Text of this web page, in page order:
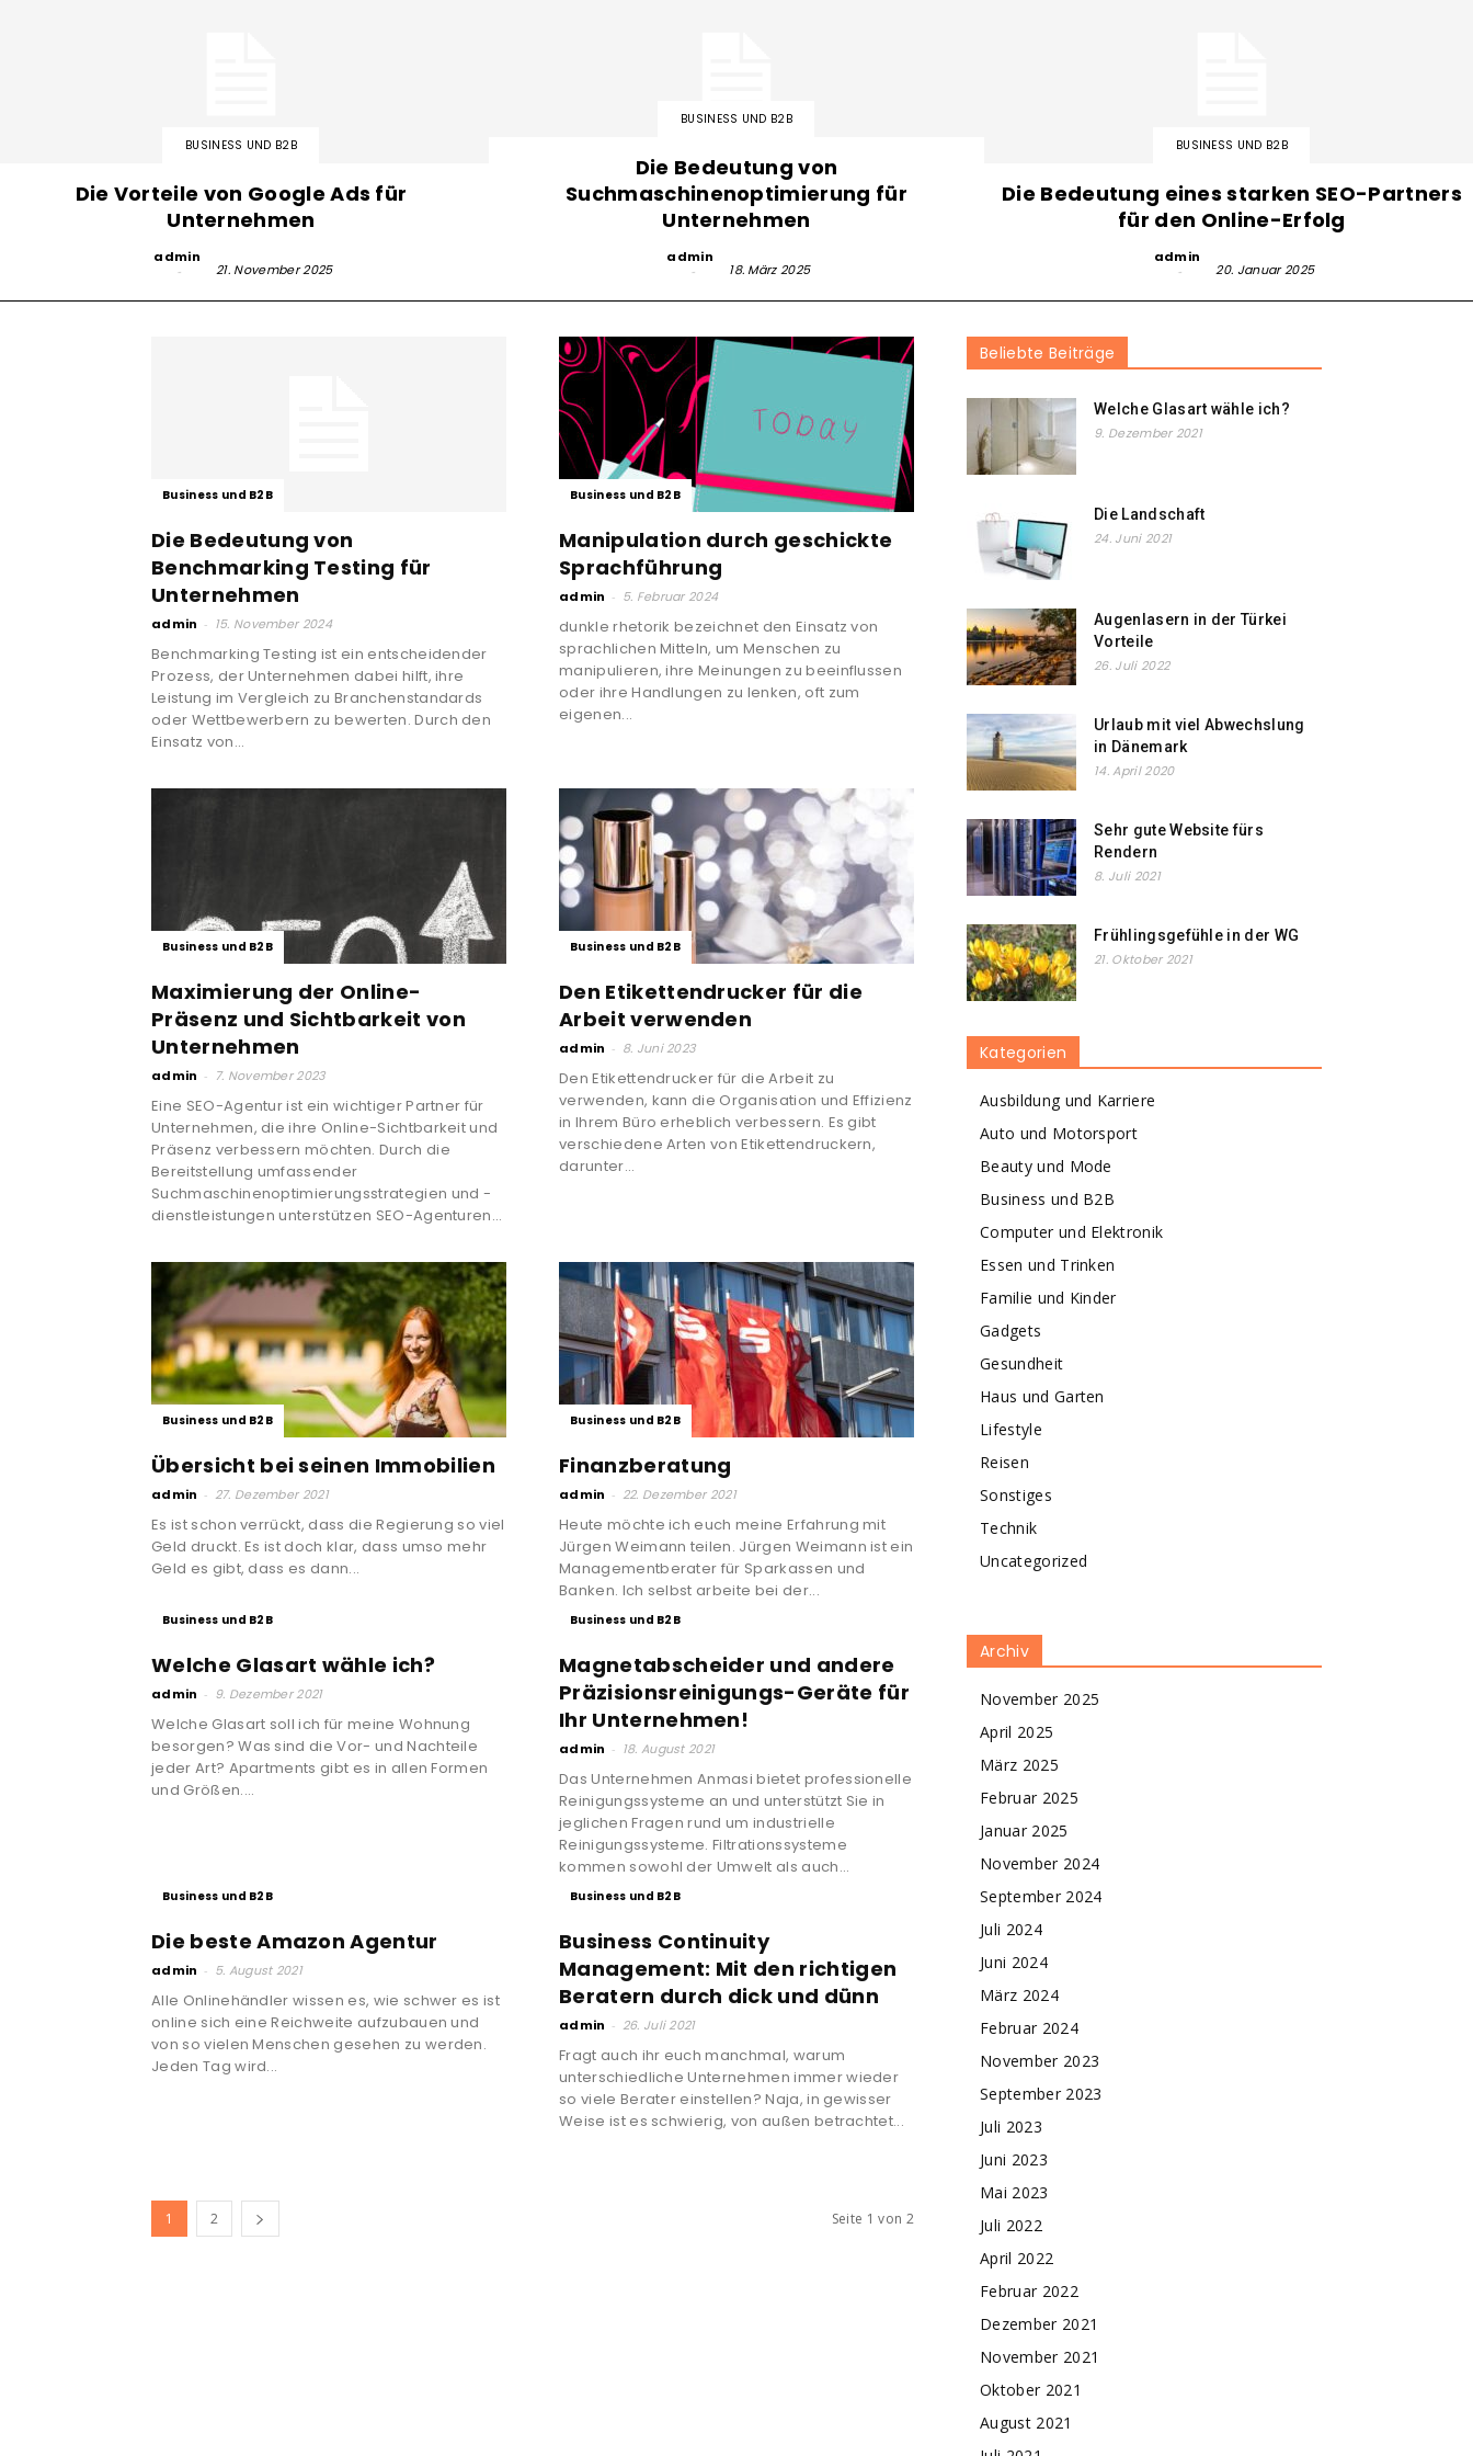
BUSINESS UND B2B
Die Vorteile von Google Ads für
Unternehmen
admin
- 21. November 2025
BUSINESS UND B2B
Die Bedeutung von
Suchmaschinenoptimierung für
Unternehmen
admin
- 18. März 2025
BUSINESS UND B2B
Die Bedeutung eines starken SEO-Partners
für den Online-Erfolg
admin
- 20. Januar 2025
Business und B2B
Die Bedeutung von
Benchmarking Testing für
Unternehmen
admin - 15. November 2024
Benchmarking Testing ist ein entscheidender
Prozess, der Unternehmen dabei hilft, ihre
Leistung im Vergleich zu Branchenstandards
oder Wettbewerbern zu bewerten. Durch den
Einsatz von...
Business und B2B
Manipulation durch geschickte
Sprachführung
admin - 5. Februar 2024
dunkle rhetorik bezeichnet den Einsatz von
sprachlichen Mitteln, um Menschen zu
manipulieren, ihre Meinungen zu beeinflussen
oder ihre Handlungen zu lenken, oft zum
eigenen...
Business und B2B
Maximierung der Online-
Präsenz und Sichtbarkeit von
Unternehmen
admin - 7. November 2023
Eine SEO-Agentur ist ein wichtiger Partner für
Unternehmen, die ihre Online-Sichtbarkeit und
Präsenz verbessern möchten. Durch die
Bereitstellung umfassender
Suchmaschinenoptimierungsstrategien und -
dienstleistungen unterstützen SEO-Agenturen...
Business und B2B
Den Etikettendrucker für die
Arbeit verwenden
admin - 8. Juni 2023
Den Etikettendrucker für die Arbeit zu
verwenden, kann die Organisation und Effizienz
in Ihrem Büro erheblich verbessern. Es gibt
verschiedene Arten von Etikettendruckern,
darunter...
Business und B2B
Übersicht bei seinen Immobilien
admin - 27. Dezember 2021
Es ist schon verrückt, dass die Regierung so viel
Geld druckt. Es ist doch klar, dass umso mehr
Geld es gibt, dass es dann...
Business und B2B
Finanzberatung
admin - 22. Dezember 2021
Heute möchte ich euch meine Erfahrung mit
Jürgen Weimann teilen. Jürgen Weimann ist ein
Managementberater für Sparkassen und
Banken. Ich selbst arbeite bei der...
Business und B2B
Welche Glasart wähle ich?
admin - 9. Dezember 2021
Welche Glasart soll ich für meine Wohnung
besorgen? Was sind die Vor- und Nachteile
jeder Art? Apartments gibt es in allen Formen
und Größen....
Business und B2B
Magnetabscheider und andere
Präzisionsreinigungs-Geräte für
Ihr Unternehmen!
admin - 18. August 2021
Das Unternehmen Anmasi bietet professionelle
Reinigungssysteme an und unterstützt Sie in
jeglichen Fragen rund um industrielle
Reinigungssysteme. Filtrationssysteme
kommen sowohl der Umwelt als auch...
Business und B2B
Die beste Amazon Agentur
admin - 5. August 2021
Alle Onlinehändler wissen es, wie schwer es ist
online sich eine Reichweite aufzubauen und
von so vielen Menschen gesehen zu werden.
Jeden Tag wird...
Business und B2B
Business Continuity
Management: Mit den richtigen
Beratern durch dick und dünn
admin - 26. Juli 2021
Fragt auch ihr euch manchmal, warum
unterschiedliche Unternehmen immer wieder
so viele Berater einstellen? Naja, in gewisser
Weise ist es schwierig, von außen betrachtet...
1 2 Seite 1 von 2
Beliebte Beiträge
Welche Glasart wähle ich?
9. Dezember 2021
Die Landschaft
24. Juni 2021
Augenlasern in der Türkei
Vorteile
26. Juli 2022
Urlaub mit viel Abwechslung
in Dänemark
14. April 2020
Sehr gute Website fürs
Rendern
8. Juli 2021
Frühlingsgefühle in der WG
21. Oktober 2021
Kategorien
Ausbildung und Karriere
Auto und Motorsport
Beauty und Mode
Business und B2B
Computer und Elektronik
Essen und Trinken
Familie und Kinder
Gadgets
Gesundheit
Haus und Garten
Lifestyle
Reisen
Sonstiges
Technik
Uncategorized
Archiv
November 2025
April 2025
März 2025
Februar 2025
Januar 2025
November 2024
September 2024
Juli 2024
Juni 2024
März 2024
Februar 2024
November 2023
September 2023
Juli 2023
Juni 2023
Mai 2023
Juli 2022
April 2022
Februar 2022
Dezember 2021
November 2021
Oktober 2021
August 2021